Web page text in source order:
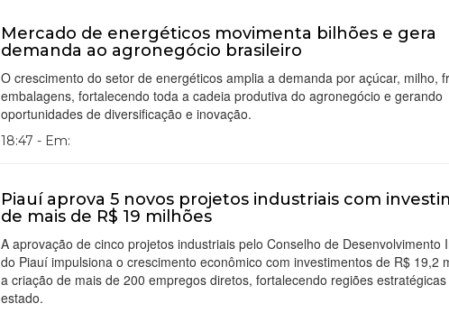
Mercado de energéticos movimenta bilhões e gera
demanda ao agronegócio brasileiro
O crescimento do setor de energéticos amplia a demanda por açúcar, milho,
embalagens, fortalecendo toda a cadeia produtiva do agronegócio e gerando
oportunidades de diversificação e inovação.
18:47 - Em:
Piauí aprova 5 novos projetos industriais com
de mais de R$ 19 milhões
A aprovação de cinco projetos industriais pelo Conselho de Desenvolvimento
do Piauí impulsiona o crescimento econômico com investimentos de R$ 19,2
a criação de mais de 200 empregos diretos, fortalecendo regiões estratégicas
estado.